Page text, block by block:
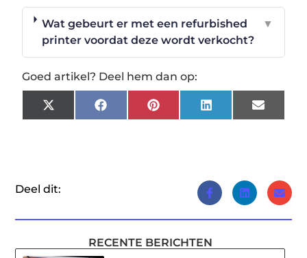
Wat gebeurt er met een refurbished
printer voordat deze wordt verkocht?
▼
Goed artikel? Deel hem dan op:
X
(Twitter)
FacebookPinterestLinkedInEmail
Deel dit:
RECENTE BERICHTEN